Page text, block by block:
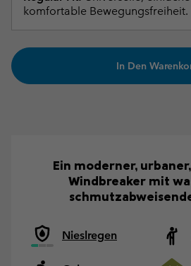
komfortable Bewegungsfreiheit.
In Den
Ein moderner,
Windbreaker mit
Nieslregen